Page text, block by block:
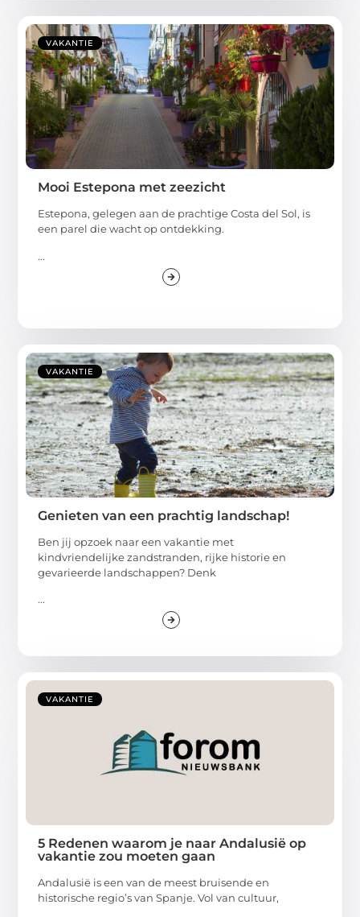
VAKANTIE
Mooi Estepona met zeezicht
Estepona, gelegen aan de prachtige Costa del Sol, is
een parel die wacht op ontdekking.
...
VAKANTIE
Genieten van een prachtig landschap!
Ben jij opzoek naar een vakantie met
kindvriendelijke zandstranden, rijke historie en
gevarieerde landschappen? Denk
...
VAKANTIE
5 Redenen waarom je naar Andalusië op
vakantie zou moeten gaan
Andalusië is een van de meest bruisende en
historische regio’s van Spanje. Vol van cultuur,